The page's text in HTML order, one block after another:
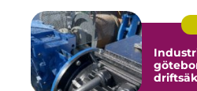
göteborg